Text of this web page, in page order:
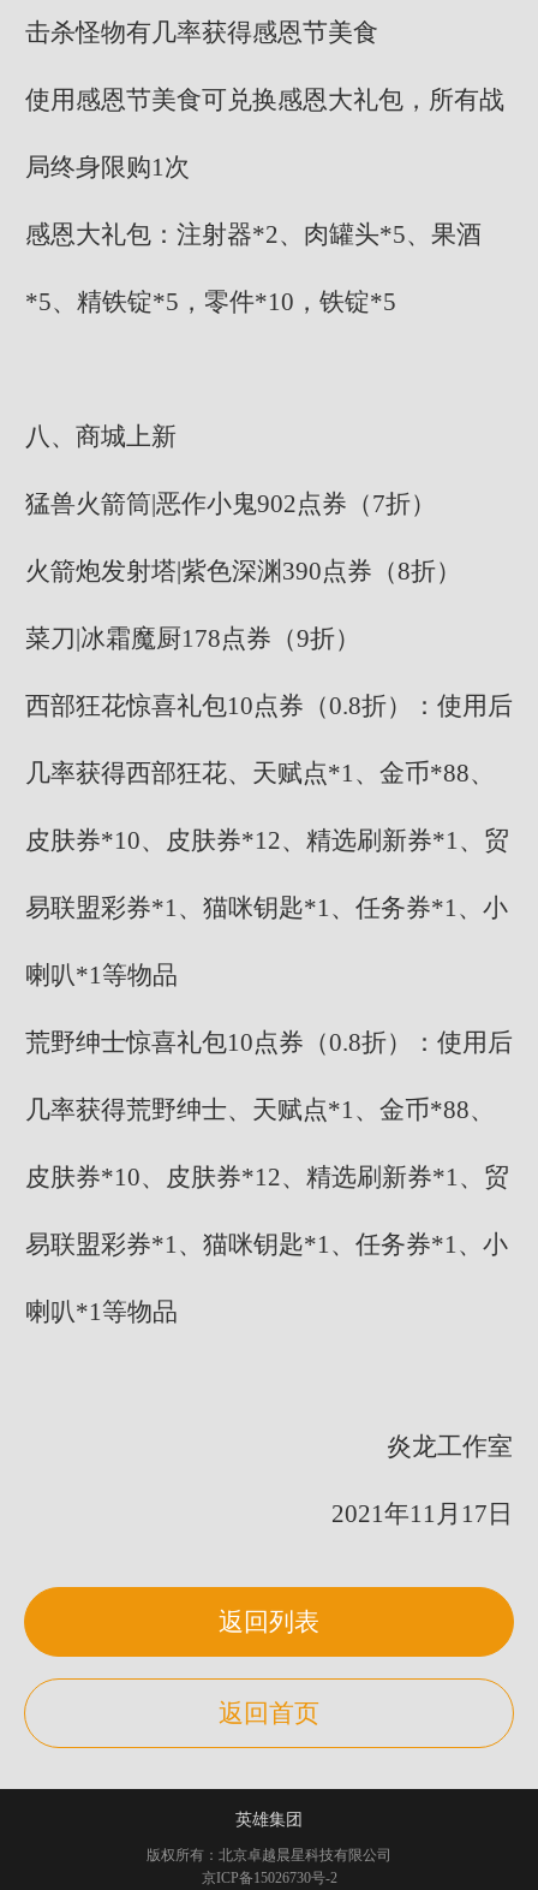
击杀怪物有几率获得感恩节美食
使用感恩节美食可兑换感恩大礼包，所有战
局终身限购1次
感恩大礼包：注射器*2、肉罐头*5、果酒
*5、精铁锭*5，零件*10，铁锭*5
八、商城上新
猛兽火箭筒|恶作小鬼902点券（7折）
火箭炮发射塔|紫色深渊390点券（8折）
菜刀|冰霜魔厨178点券（9折）
西部狂花惊喜礼包10点券（0.8折）：使用后
几率获得西部狂花、天赋点*1、金币*88、
皮肤券*10、皮肤券*12、精选刷新券*1、贸
易联盟彩券*1、猫咪钥匙*1、任务券*1、小
喇叭*1等物品
荒野绅士惊喜礼包10点券（0.8折）：使用后
几率获得荒野绅士、天赋点*1、金币*88、
皮肤券*10、皮肤券*12、精选刷新券*1、贸
易联盟彩券*1、猫咪钥匙*1、任务券*1、小
喇叭*1等物品
炎龙工作室
2021年11月17日
返回列表
返回首页
英雄集团
版权所有：北京卓越晨星科技有限公司
京ICP备15026730号-2